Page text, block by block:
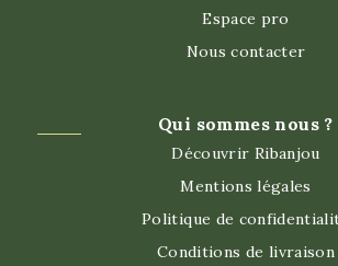
Espace pro
Nous contacter
Qui sommes nous ?
Découvrir Ribanjou
Mentions légales
Politique de
Conditions de livraison